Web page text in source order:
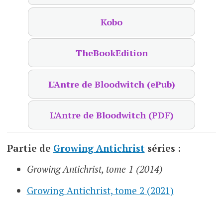
Kobo
TheBookEdition
L'Antre de Bloodwitch (ePub)
L'Antre de Bloodwitch (PDF)
Partie de Growing Antichristséries :
Growing Antichrist, tome 1 (2014)
Growing Antichrist, tome 2 (2021)